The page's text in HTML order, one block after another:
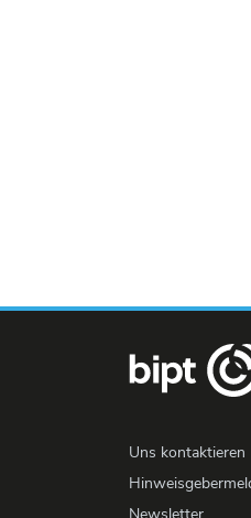
Uns kontaktieren